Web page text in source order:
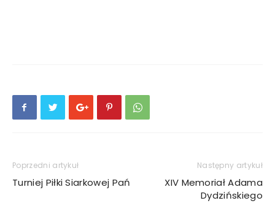
Poprzedni artykuł
Turniej Piłki Siarkowej Pań
Następny artykuł
XIV Memoriał Adama
Dydzińskiego